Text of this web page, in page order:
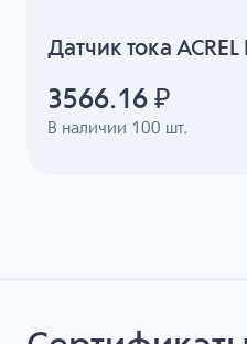
Датчик тока
В наличии 100 шт.
3566.16 ₽